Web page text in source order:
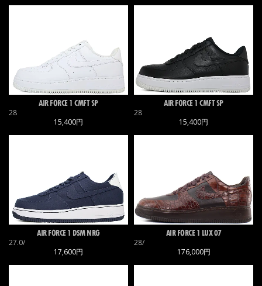
AIR FORCE 1 CMFT SP
28
15,400円
AIR FORCE 1 CMFT SP
28
15,400円
AIR FORCE 1 DSM NRG
27.0/
17,600円
AIR FORCE 1 LUX 07
28/
176,000円